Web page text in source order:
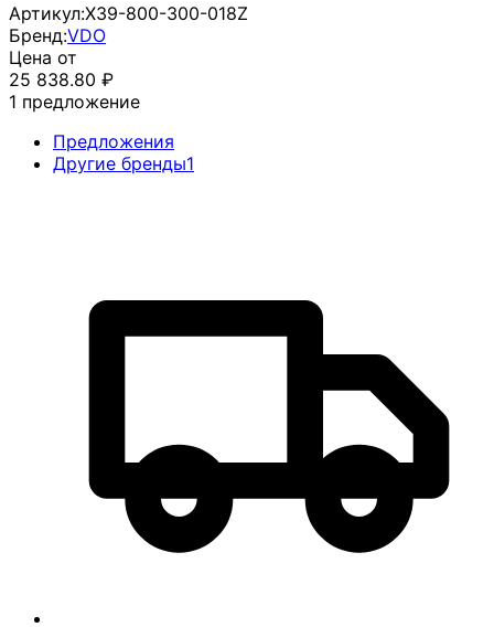
Артикул:X39-800-300-018Z
Бренд:VDO
Цена от
25 838.80 ₽
1 предложение
Предложения
Другие бренды1